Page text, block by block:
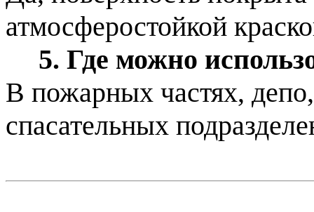
атмосферостойкой
5. Где можно
В пожарных частях,
спасательных